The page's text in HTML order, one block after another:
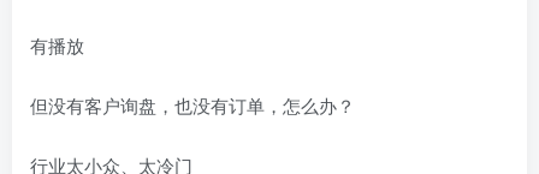
有播放
但没有客户询盘，也没有订单，怎么办？
行业太小众、太冷门